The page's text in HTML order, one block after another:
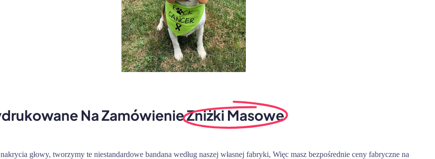
Na ZamówienieZniżki Masowe
głowy, tworzymy te niestandardowe bandana według naszej własnej fabryki, Więc masz bezpośrednie ceny fabryczne na